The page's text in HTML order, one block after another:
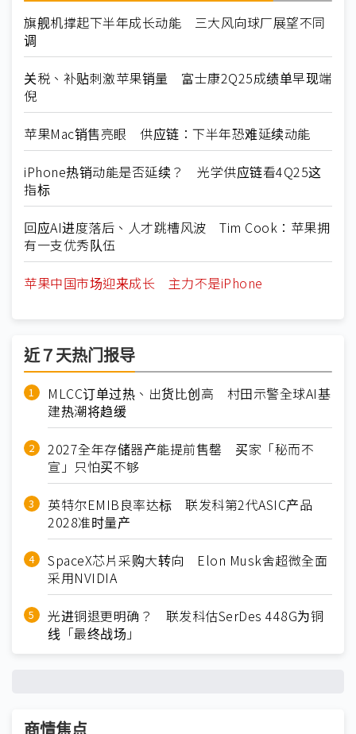
旗舰机撑起下半年成长动能 三大风向球厂展望不同
调
关税、补贴刺激苹果销量 富士康2Q25成绩单早现端
倪
苹果Mac销售亮眼 供应链：下半年恐难延续动能
iPhone热销动能是否延续？ 光学供应链看4Q25这
指标
回应AI进度落后、人才跳槽风波 Tim Cook：苹果拥
有一支优秀队伍
苹果中国市场迎来成长 主力不是iPhone
近７天热门报导
MLCC订单过热、出货比创高 村田示警全球AI基
建热潮将趋缓
2027全年存储器产能提前售罄 买家「秘而不
宣」只怕买不够
英特尔EMIB良率达标 联发科第2代ASIC产品
2028准时量产
SpaceX芯片采购大转向 Elon Musk舍超微全面
采用NVIDIA
光进铜退更明确？ 联发科估SerDes 448G为铜
线「最终战场」
商情焦点